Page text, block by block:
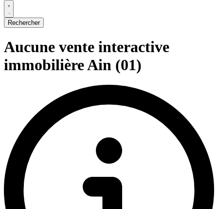
Rechercher
Aucune vente interactive
immobilière Ain (01)